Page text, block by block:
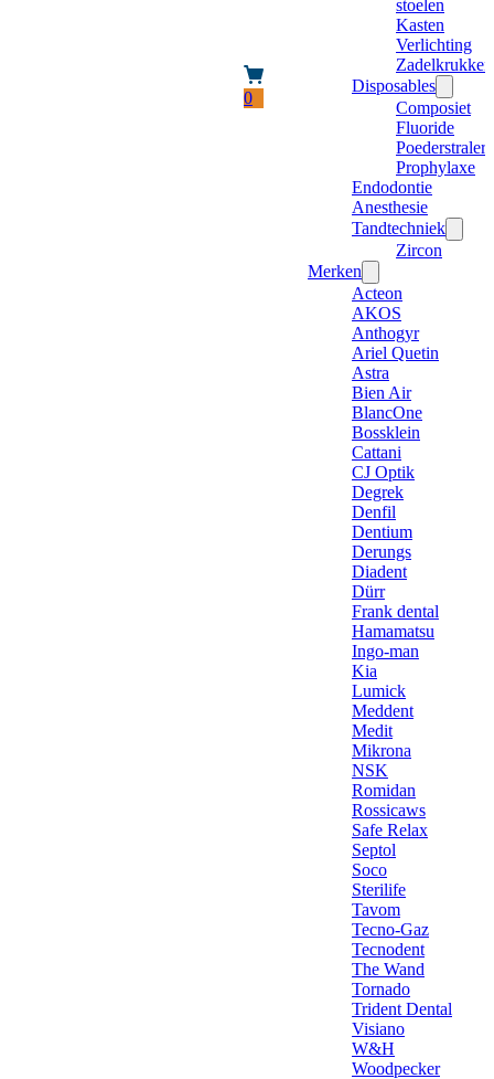
0
stoelen
Kasten
Verlichting
Zadelkrukken
Disposables
Composiet
Fluoride
Poederstraler
Prophylaxe
Endodontie
Anesthesie
Tandtechniek
Zircon
Merken
Acteon
AKOS
Anthogyr
Ariel Quetin
Astra
Bien Air
BlancOne
Bossklein
Cattani
CJ Optik
Degrek
Denfil
Dentium
Derungs
Diadent
Dürr
Frank dental
Hamamatsu
Ingo-man
Kia
Lumick
Meddent
Medit
Mikrona
NSK
Romidan
Rossicaws
Safe Relax
Septol
Soco
Sterilife
Tavom
Tecno-Gaz
Tecnodent
The Wand
Tornado
Trident Dental
Visiano
W&H
Woodpecker